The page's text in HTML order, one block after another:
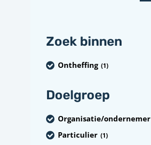
Zoek binnen
Ontheffing (1)
Doelgroep
Organisatie/ondernemer
Particulier (1)